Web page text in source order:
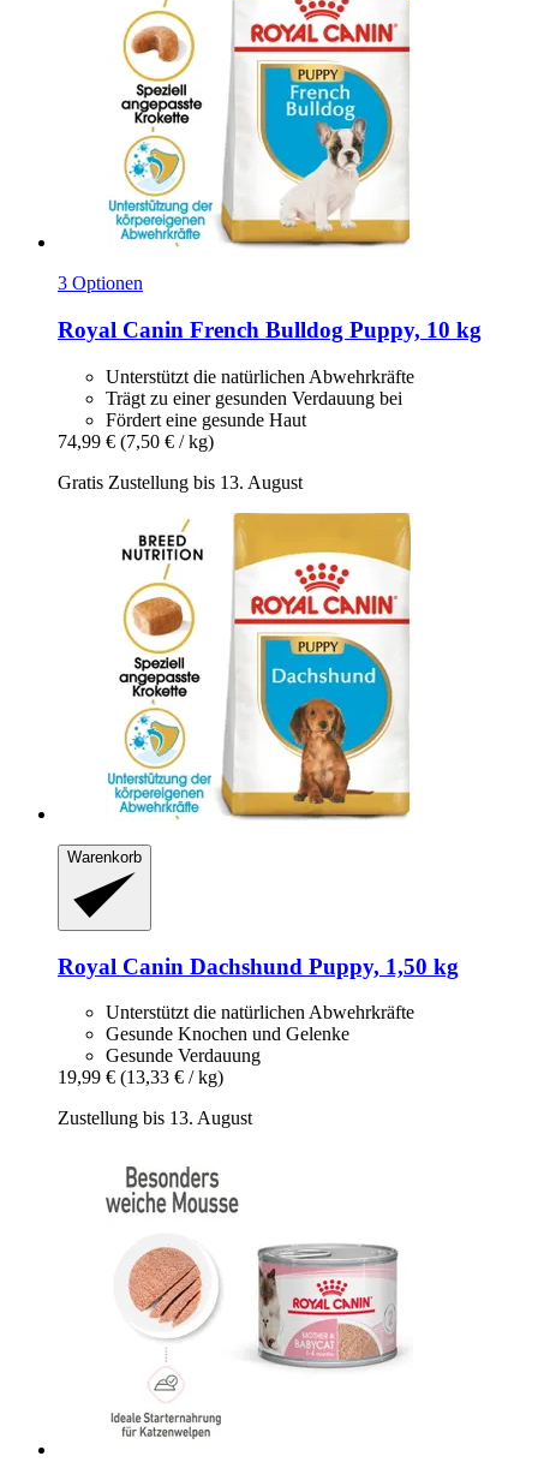
3 Optionen
Royal Canin French Bulldog Puppy, 10 kg
Unterstützt die natürlichen Abwehrkräfte
Trägt zu einer gesunden Verdauung bei
Fördert eine gesunde Haut
74,99 € (7,50 € / kg)
Gratis Zustellung bis 13. August
Warenkorb
Royal Canin Dachshund Puppy, 1,50 kg
Unterstützt die natürlichen Abwehrkräfte
Gesunde Knochen und Gelenke
Gesunde Verdauung
19,99 € (13,33 € / kg)
Zustellung bis 13. August